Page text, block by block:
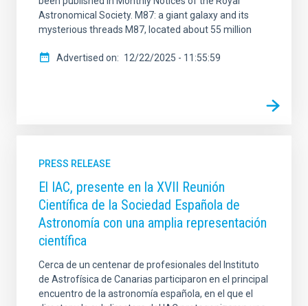
Astronomical Society. M87: a giant galaxy and its
mysterious threads M87, located about 55 million
Advertised on 12/22/2025 - 11:55:59
PRESS RELEASE
El IAC, presente en la XVII Reunión
Científica de la Sociedad Española de
Astronomía con una amplia representación
científica
Cerca de un centenar de profesionales del Instituto
de Astrofísica de Canarias participaron en el principal
encuentro de la astronomía española, en el que el